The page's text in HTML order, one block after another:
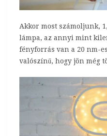
Akkor most számoljunk,
lámpa, az annyi mint
fényforrás van a 20 nm-
valószínű, hogy jön még